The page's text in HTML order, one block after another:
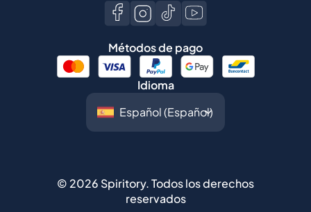
Métodos de pago
Idioma
© 2026 Spiritory.Todos los derechos
reservados